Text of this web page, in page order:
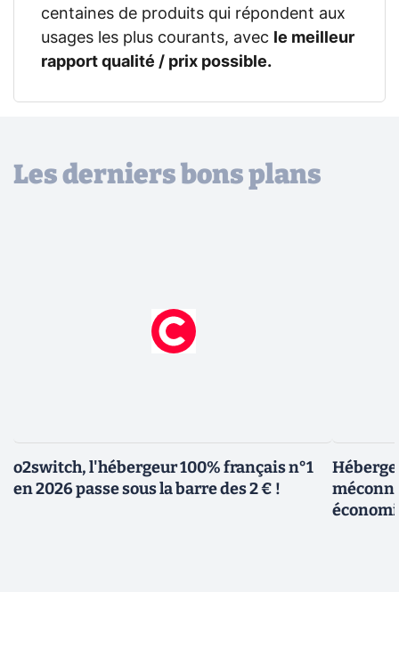
centaines de produits qui répondent aux
usages les plus courants, avec
le meilleur
rapport qualité / prix possible.
Les derniers bons plans
o2switch, l'hébergeur 100% français n°1
en 2026 passe sous la barre des 2 € !